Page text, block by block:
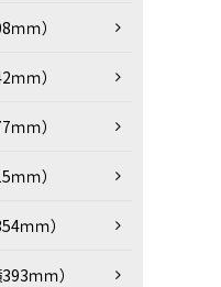
ｍ）
ｍ）
ｍ）
ｍ）
ｍｍ）
ｍｍ）